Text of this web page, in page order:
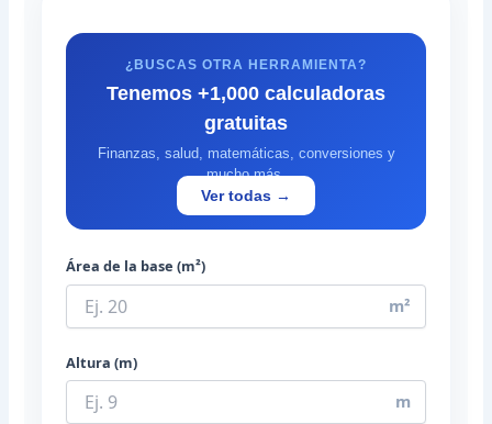
¿BUSCAS OTRA HERRAMIENTA?
Tenemos +1,000 calculadoras
gratuitas
Finanzas, salud, matemáticas, conversiones y
mucho más.
Ver todas →
Área de la base (m²)
m²
Altura (m)
m